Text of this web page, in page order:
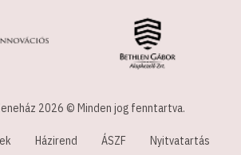
2026 © Minden jog fenntartva.
Házirend ÁSZF Nyitvatartás